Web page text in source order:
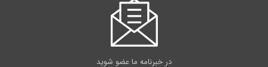
در خبرنامه ما عضو شوید